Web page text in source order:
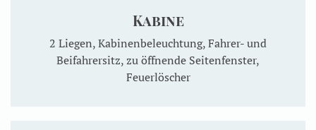
Kabine
2 Liegen, Kabinenbeleuchtung, Fahrer- und
Beifahrersitz, zu öffnende Seitenfenster,
Feuerlöscher